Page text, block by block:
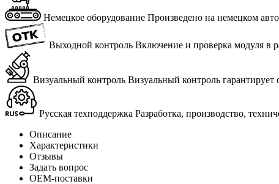
Немецкое оборудование Про­из­ве­де­но на немец­ком
Выходной контроль Вклю­че­ние и про­вер­ка мо­ду­ля в
Визуальный контроль Ви­зу­аль­ный кон­троль га­ран­ти­ру­ет
Русская техподдержка Раз­ра­бот­ка, про­из­вод­ство,
Описание
Характеристики
Отзывы
Задать вопрос
ОЕМ-поставки